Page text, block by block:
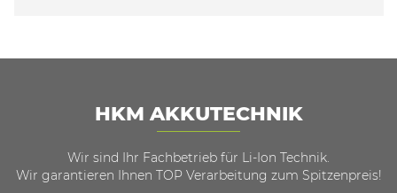
HKM AKKUTECHNIK
Wir sind Ihr Fachbetrieb für Li-Ion Technik.
Wir garantieren Ihnen TOP Verarbeitung zum Spitzenpreis!